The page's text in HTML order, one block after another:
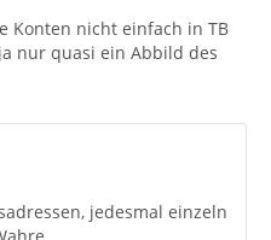
Konten nicht einfach in TB
nur quasi ein Abbild des
jedesmal einzeln